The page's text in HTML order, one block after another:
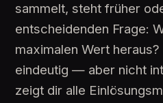
sammelt, steht früher
entscheidenden Frage:
maximalen Wert
eindeutig — aber nicht
zeigt dir alle